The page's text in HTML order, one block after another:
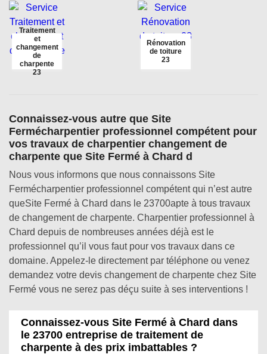
Traitement
et
changement
de
charpente
23
Rénovation
de toiture
23
Connaissez-vous autre que Site
Fermécharpentier professionnel compétent pour
vos travaux de charpentier changement de
charpente que Site Fermé à Chard d
Nous vous informons que nous connaissons Site
Fermécharpentier professionnel compétent qui n’est autre
queSite Fermé à Chard dans le 23700apte à tous travaux
de changement de charpente. Charpentier professionnel à
Chard depuis de nombreuses années déjà est le
professionnel qu’il vous faut pour vos travaux dans ce
domaine. Appelez-le directement par téléphone ou venez
demandez votre devis changement de charpente chez Site
Fermé vous ne serez pas déçu suite à ses interventions !
Connaissez-vous Site Fermé à Chard dans
le 23700 entreprise de traitement de
charpente à des prix imbattables ?